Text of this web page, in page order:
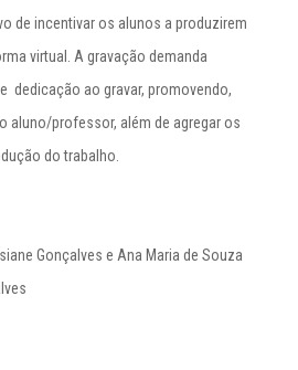
de incentivar os alunos a produzirem
virtual. A gravação demanda
dedicação ao gravar, promovendo,
aluno/professor, além de agregar os
do trabalho.
Gonçalves e Ana Maria de Souza